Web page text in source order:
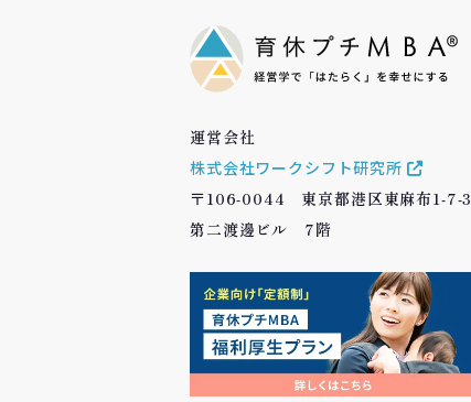
運営会社
株式会社ワークシフト研究所
〒106-0044 東京都港区東麻布1-7-3
第二渡邊ビル 7階